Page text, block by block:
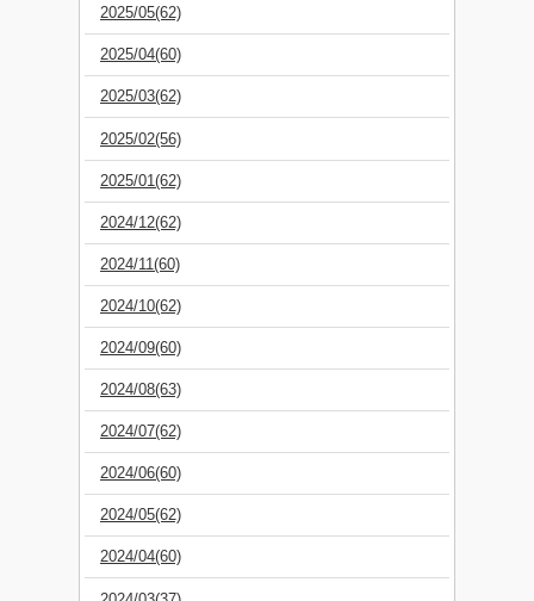
2025/05(62)
2025/04(60)
2025/03(62)
2025/02(56)
2025/01(62)
2024/12(62)
2024/11(60)
2024/10(62)
2024/09(60)
2024/08(63)
2024/07(62)
2024/06(60)
2024/05(62)
2024/04(60)